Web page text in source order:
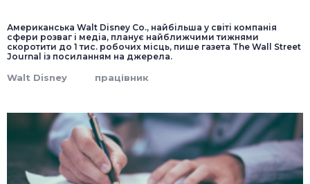
Американська Walt Disney Co., найбільша у світі компанія
сфери розваг і медіа, планує найближчими тижнями
скоротити до 1 тис. робочих місць, пише газета The Wall Street
Journal із посиланням на джерела.
Walt Disney працівник